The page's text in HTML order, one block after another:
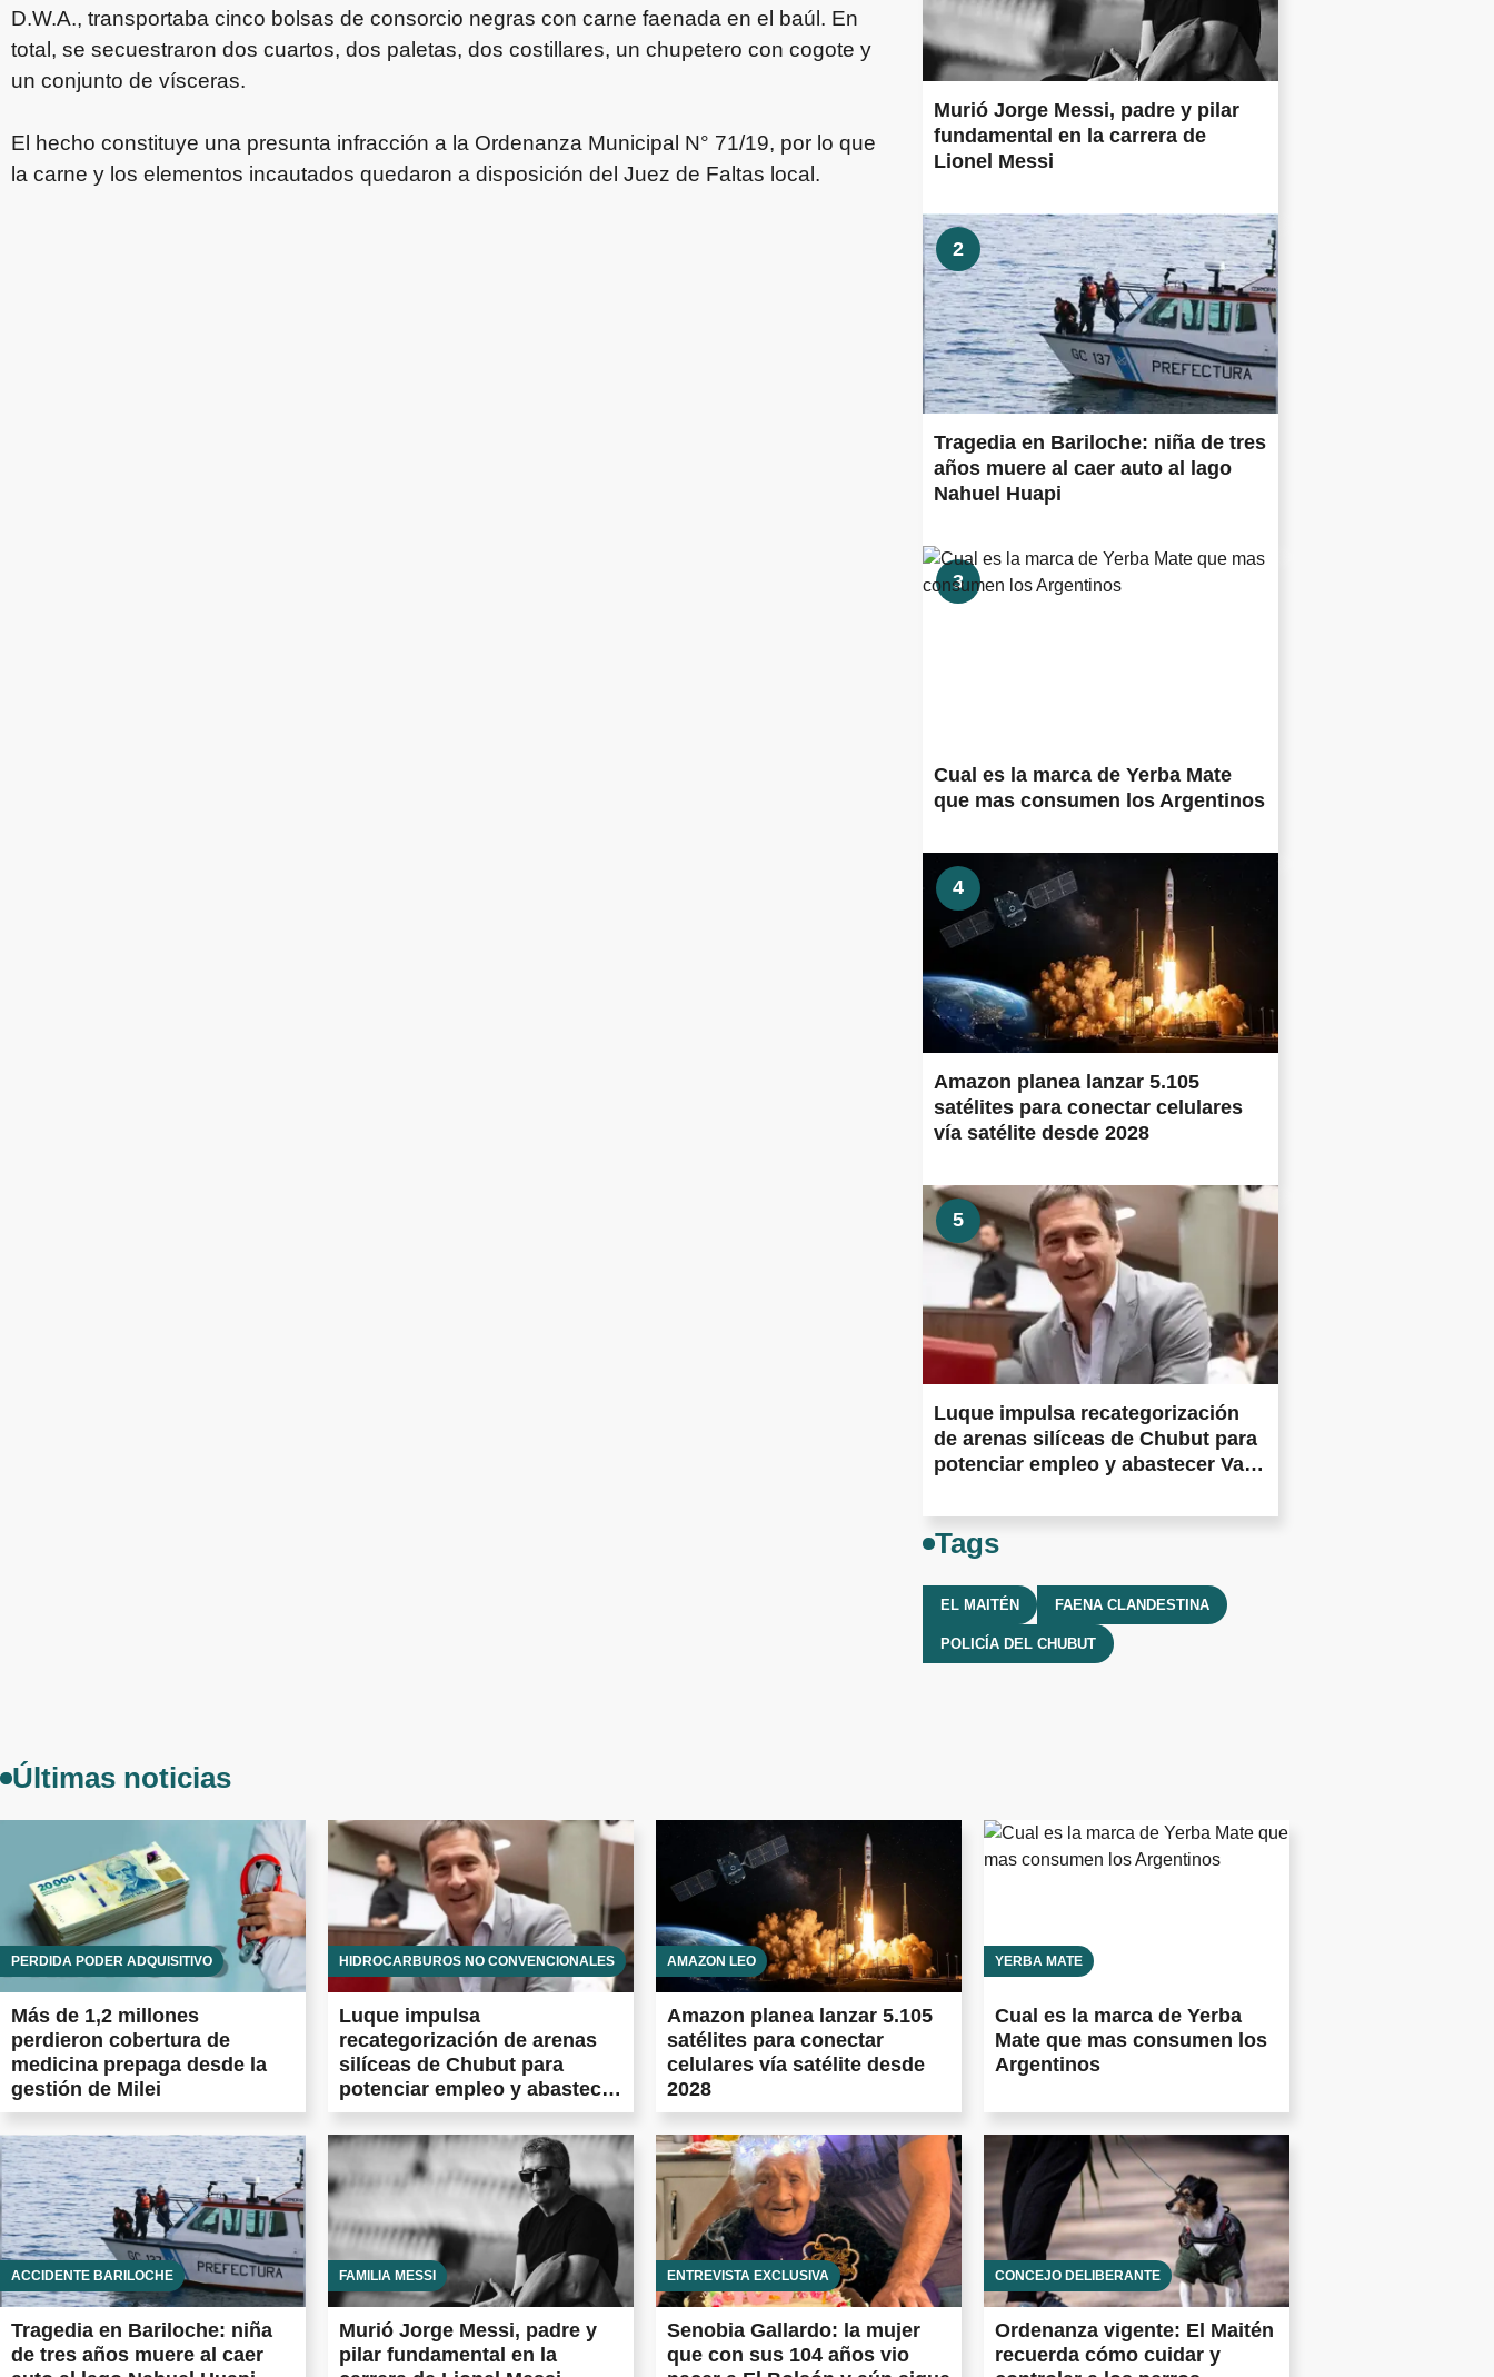
D.W.A., transportaba cinco bolsas de consorcio negras con carne faenada en el baúl. En
total, se secuestraron dos cuartos, dos paletas, dos costillares, un chupetero con cogote y
un conjunto de vísceras.
El hecho constituye una presunta infracción a la Ordenanza Municipal N° 71/19, por lo que
la carne y los elementos incautados quedaron a disposición del Juez de Faltas local.
Murió Jorge Messi, padre y pilar
fundamental en la carrera de
Lionel Messi
2
Tragedia en Bariloche: niña de tres
años muere al caer auto al lago
Nahuel Huapi
3
Cual es la marca de Yerba Mate
que mas consumen los Argentinos
4
Amazon planea lanzar 5.105
satélites para conectar celulares
vía satélite desde 2028
5
Luque impulsa recategorización
de arenas silíceas de Chubut para
potenciar empleo y abastecer Vaca
Tags
EL MAITÉN FAENA CLANDESTINA
POLICÍA DEL CHUBUT
Últimas noticias
PÉRDIDA PODER ADQUISITIVO
Más de 1,2 millones
perdieron cobertura de
medicina prepaga desde la
gestión de Milei
HIDROCARBUROS NO CONVENCIONALES
Luque impulsa
recategorización de arenas
silíceas de Chubut para
potenciar empleo y abastecer
Vaca Muerta
AMAZON LEO
Amazon planea lanzar 5.105
satélites para conectar
celulares vía satélite desde
2028
YERBA MATE
Cual es la marca de Yerba
Mate que mas consumen los
Argentinos
ACCIDENTE BARILOCHE
Tragedia en Bariloche: niña
de tres años muere al caer
FAMILIA MESSI
Murió Jorge Messi, padre y
pilar fundamental en la
ENTREVISTA EXCLUSIVA
Senobia Gallardo: la mujer
que con sus 104 años vio
CONCEJO DELIBERANTE
Ordenanza vigente: El Maitén
recuerda cómo cuidar y